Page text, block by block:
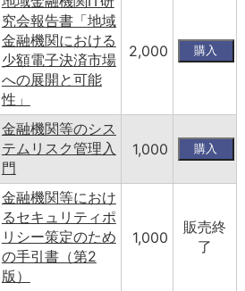
究会報告書「地域
金融機関における
少額電子決済市場
への展開と可能
性」
2,000
金融機関等のシス
テムリスク管理入
門
1,000
金融機関等におけ
るセキュリティポ
リシー策定のため
の手引書（第2
版）
1,000
販売終
了